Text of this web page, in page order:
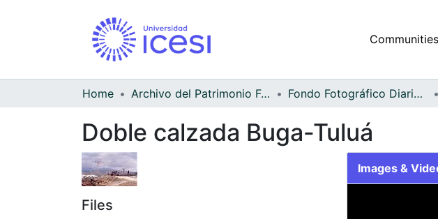
Home Archivo del Patrimonio Fotográfico y Fílmico del Valle del Cauca Fondo Fotográfico Diario Occidente
Doble calzada Buga-Tuluá
Files
Images &